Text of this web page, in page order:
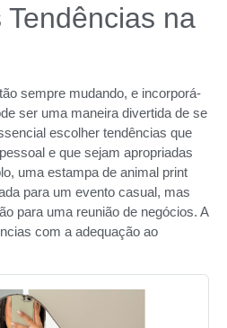
na
sempre mudando, e incorporá-
ser uma maneira divertida de se
escolher tendências que
e que sejam apropriadas
uma estampa de animal print
para um evento casual, mas
para uma reunião de negócios. A
com a adequação ao